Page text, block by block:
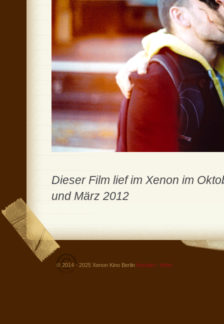
Dieser Film lief im Xenon im
und März 2012
© 2014 - 2025 Xenon Kino Berlin Kontakt - Infos